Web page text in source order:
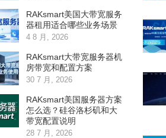
RAKsmart美国大带宽服务
器租用适合哪些业务场景
4 8 月, 2026
RAKsmart大带宽服务器机
房带宽和配置方案
30 7 月, 2026
RAKsmart美国服务器方案
怎么选？硅谷洛杉矶和大
带宽配置说明
28 7 月, 2026